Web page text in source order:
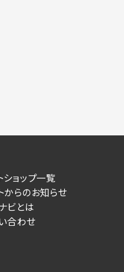
履行に伴うお客様
ショップ一覧
からのお知らせ
ビとは
合わせ